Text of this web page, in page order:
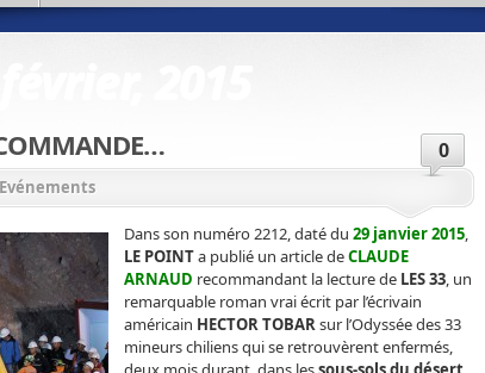
0
Evénements
Dans son numéro 2212, daté du 29 janvier 2015
LE POINTa publié un article deCLAUDE
ARNAUD recommandant la lecture de LES 33 , un
remarquable roman vrai écrit par l’écrivain
américain HECTOR TOBAR sur l’Odyssée des 33
mineurs chiliens qui se retrouvèrent enfermés,